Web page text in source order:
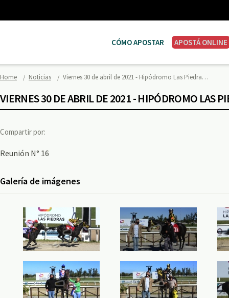
CÓMO APOSTAR APOSTÁ ONLINE
Home Noticias Viernes 30 de abril de 2021 - Hipódromo Las Piedra…
VIERNES 30 DE ABRIL DE 2021 - HIPÓDROMO LAS
Compartir por:
Reunión N° 16
Galería de imágenes